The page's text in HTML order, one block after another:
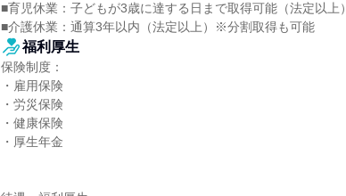
■育児休業：子どもが3歳に達する日まで取得可能（法定以上）
■介護休業：通算3年以内（法定以上）※分割取得も可能
福利厚生
保険制度：
・雇用保険
・労災保険
・健康保険
・厚生年金